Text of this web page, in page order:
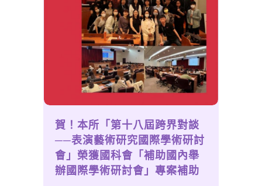
賀！本所「第十八屆跨界對談
──表演藝術研究國際學術研討
會」榮獲國科會「補助國內舉
辦國際學術研討會」專案補助